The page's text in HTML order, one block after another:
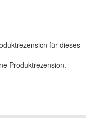
für dieses
Produktrezension.